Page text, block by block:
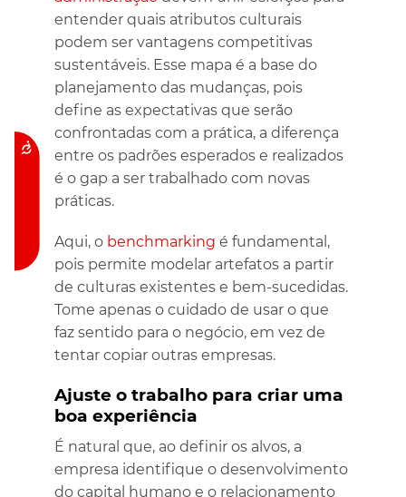
Acessibilidade
entender quais atributos culturais
podem ser vantagens competitivas
sustentáveis. Esse mapa é a base do
planejamento das mudanças, pois
define as expectativas que serão
confrontadas com a prática, a diferença
entre os padrões esperados e realizados
é o gap a ser trabalhado com novas
práticas.
Aqui, o benchmarking é fundamental,
pois permite modelar artefatos a partir
de culturas existentes e bem-sucedidas.
Tome apenas o cuidado de usar o que
faz sentido para o negócio, em vez de
tentar copiar outras empresas.
Ajuste o trabalho para criar uma
boa experiência
É natural que, ao definir os alvos, a
empresa identifique o desenvolvimento
do capital humano e o relacionamento